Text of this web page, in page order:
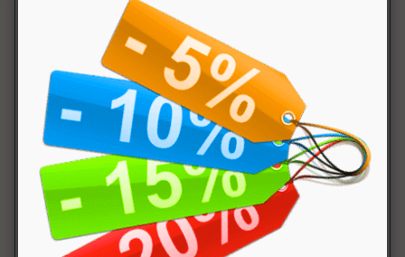
H2OFF
BPR Nutrition
Drenante liquido da diluire in un litro d'acqua, con tarassaco
e piante officinali depurat...